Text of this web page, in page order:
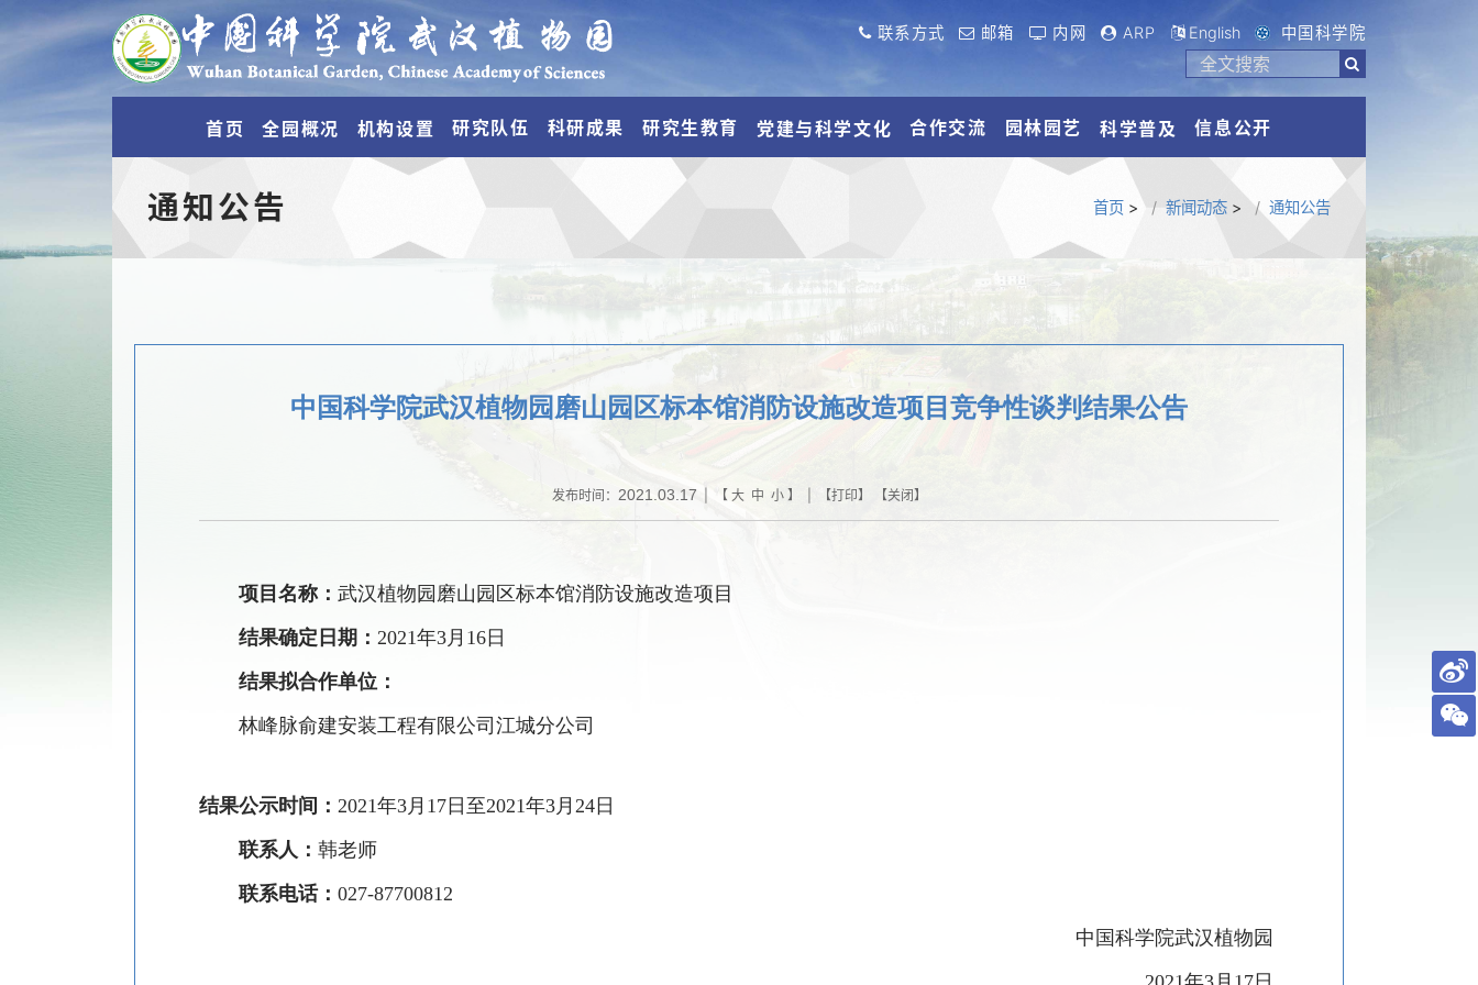
联系方式 邮箱 内网 ARP English 中国科学院
首页 全园概况 机构设置 研究队伍 科研成果 研究生教育 党建与科学文化 合作交流 园林园艺 科学普及 信息公开
通知公告 首页> 新闻动态> 通知公告
中国科学院武汉植物园磨山园区标本馆消防设施改造项目竞争性谈判结果公告
发布时间： 2021.03.17 | 【 大 中 小】 | 【打印】 【关闭】
项目名称： 武汉植物园磨山园区标本馆消防设施改造项目
结果确定日期： 2021年3 月 16日
结果拟合作单位：
林峰脉俞建安装工程有限公司江城分公司
结果公示时间： 2021年3 月 17日至2021年3 月 24日
联系人： 韩老师
联系电话： 027-87700812
中国科学院武汉植物园